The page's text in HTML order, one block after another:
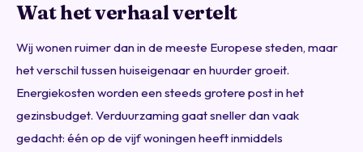
Wat het verhaal vertelt
Wij wonen ruimer dan in de meeste Europese steden, maar
het verschil tussen huiseigenaar en huurder groeit.
Energiekosten worden een steeds grotere post in het
gezinsbudget. Verduurzaming gaat sneller dan vaak
gedacht: één op de vijf woningen heeft inmiddels